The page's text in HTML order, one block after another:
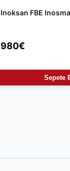
Inoksan FBE
980€
Sepete